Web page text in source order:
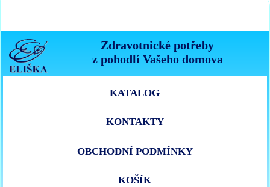
Zdravotnické potřeby
z pohodlí Vašeho domova
KATALOG
KONTAKTY
OBCHODNÍ PODMÍNKY
KOŠÍK